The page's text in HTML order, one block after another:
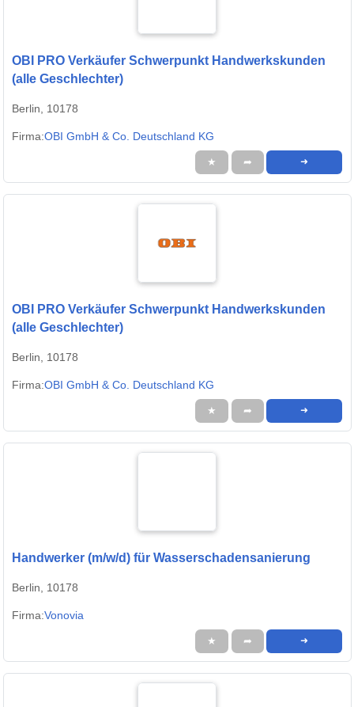
OBI PRO Verkäufer Schwerpunkt Handwerkskunden
(alle Geschlechter)
Berlin, 10178
Firma:OBI GmbH & Co. Deutschland KG
★ ➦ ➜
OBI PRO Verkäufer Schwerpunkt Handwerkskunden
(alle Geschlechter)
Berlin, 10178
Firma:OBI GmbH & Co. Deutschland KG
★ ➦ ➜
Handwerker (m/w/d) für Wasserschadensanierung
Berlin, 10178
Firma:Vonovia
★ ➦ ➜